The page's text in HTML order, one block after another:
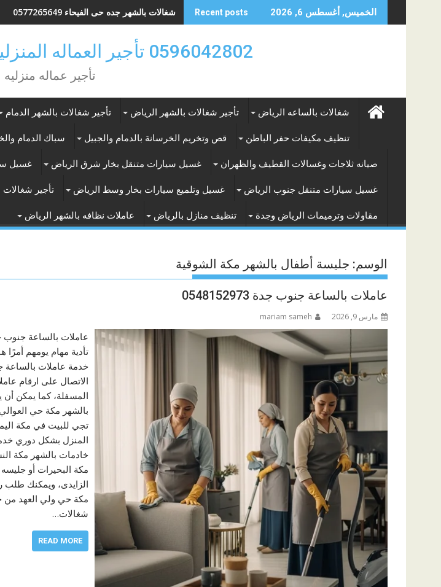
to
الخميس, أغسطس 6, 2026 Recent posts شغالات بالشهر جده حى الفيحاء 0577265649
0596042802 تأجير العماله المنزليه بالساعه والشهر بالرياض
تأجير عماله
شغالات بالساعه الرياض تأجير شغالات بالشهر الرياض تأجير شغالات بالشهر الدمام
تنظيف مكيفات حفر الباطن قص وتخريم الخرسانة بالدمام والجبيل سباك الدمام
صيانه ثلاجات وغسالات القطيف والظهران غسيل سيارات متنقل بخار شرق الرياض غسيل
غسيل سيارات متنقل جنوب الرياض غسيل وتلميع سيارات بخار وسط الرياض تأجير
مقاولات وترميمات الرياض وجدة تنظيف منازل بالرياض عاملات نظافه بالشهر الرياض
الوسم: جليسة أطفال بالشهر مكة الشوقية
عاملات بالساعة جنوب جدة 0548152973
مارس 9, 2026 mariam sameh
عاملات بالساعة
تأدية مهام يومهم
خدمة عاملات
الاتصال على ارقام
المسفلة، كما يمكن
بالشهر مكة حي
تجي للبيت في مكة
المنزل بشكل دوري
خادمات بالشهر مكة
مكة البحيرات أو
الزايدى، ويمكنك طلب
مكة حي ولي العهد من
شغالات…
READ MORE